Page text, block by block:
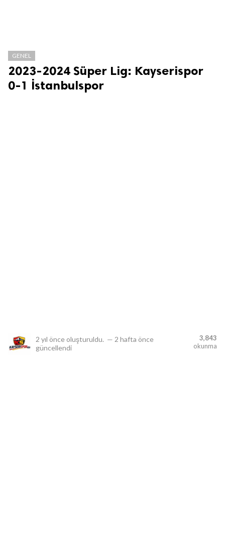
GENEL
2023-2024 Süper Lig: Kayserispor
0-1 İstanbulspor
2 yıl önce oluşturuldu. — 2 hafta önce
güncellendi
3,843
okunma